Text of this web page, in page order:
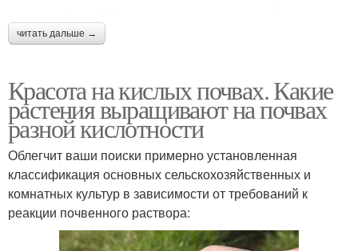
читать дальше →
Красота на кислых почвах. Какие
растения выращивают на почвах
разной кислотности
Облегчит ваши поиски примерно установленная
классификация основных сельскохозяйственных и
комнатных культур в зависимости от требований к
реакции почвенного раствора: